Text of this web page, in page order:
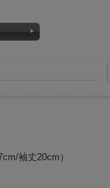
袖丈20cm）